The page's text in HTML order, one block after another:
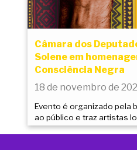
Câmara dos
Solene em
Consciência Negra
18 de novembro de
Evento é organizado pela
ao público e traz artistas